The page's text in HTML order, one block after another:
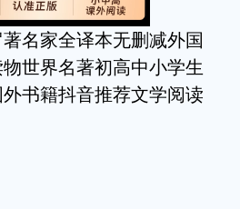
名家全译本无删减外国
世界名著初高中小学生
书籍抖音推荐文学阅读